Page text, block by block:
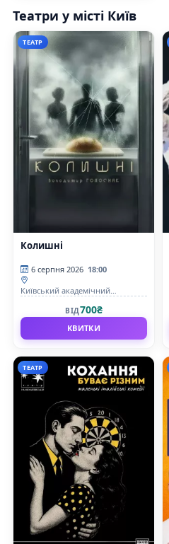
Театри у місті Київ
ТЕАТР
Колишні
6 серпня 2026 18:00
Київський академічний
ВІД700₴
КВИТКИ
ТЕАТР